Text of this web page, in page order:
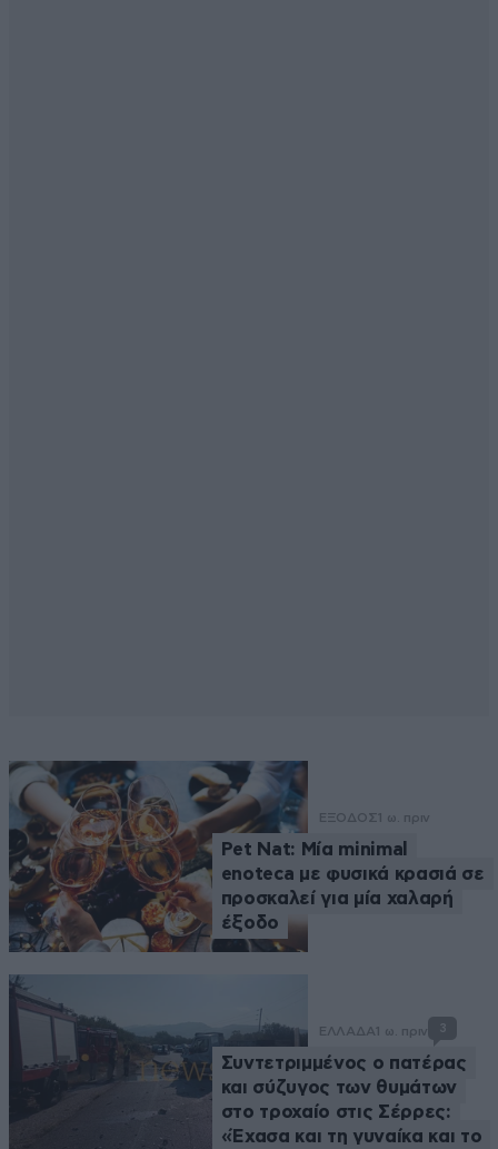
ΕΞΟΔΟΣ 1 ω. πριν
Pet Nat: Μία minimal
enoteca με φυσικά κρασιά σε
προσκαλεί για μία χαλαρή
έξοδο
ΕΛΛΑΔΑ 1 ω. πριν 3
Συντετριμμένος ο πατέρας
και σύζυγος των θυμάτων
στο τροχαίο στις Σέρρες:
«Έχασα και τη γυναίκα και το